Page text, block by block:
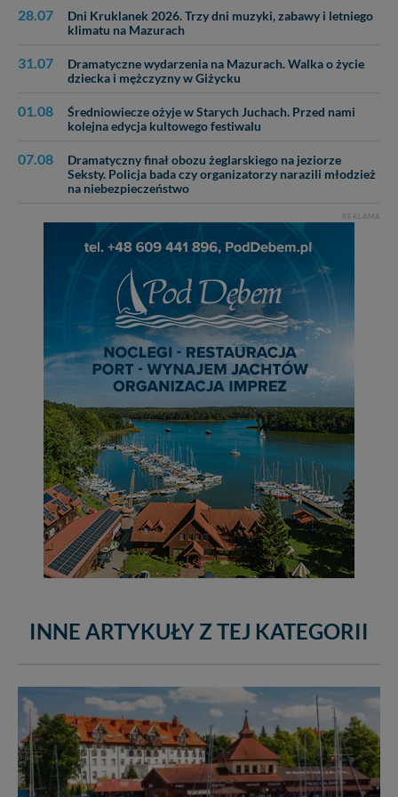
28.07
Dni Kruklanek 2026. Trzy dni muzyki, zabawy i letniego
klimatu na Mazurach
31.07
Dramatyczne wydarzenia na Mazurach. Walka o życie
dziecka i mężczyzny w Giżycku
01.08
Średniowiecze ożyje w Starych Juchach. Przed nami
kolejna edycja kultowego festiwalu
07.08
Dramatyczny finał obozu żeglarskiego na jeziorze
Seksty. Policja bada czy organizatorzy narazili młodzież
na niebezpieczeństwo
REKLAMA
INNE ARTYKUŁY Z TEJ KATEGORII
danych, zażądać ich poprawienia lub usunięcia,
zabronić ich przetwarzania. Pamiętaj jednak, że nie
praw w odniesieniu do informacji zawartych w plikach
cookies. Twoja przeglądarka umożliwia Ci skasowanie
zrobić za Ciebie.
nowo...